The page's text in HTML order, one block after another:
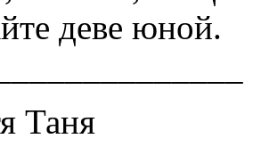
деве юной.
Таня